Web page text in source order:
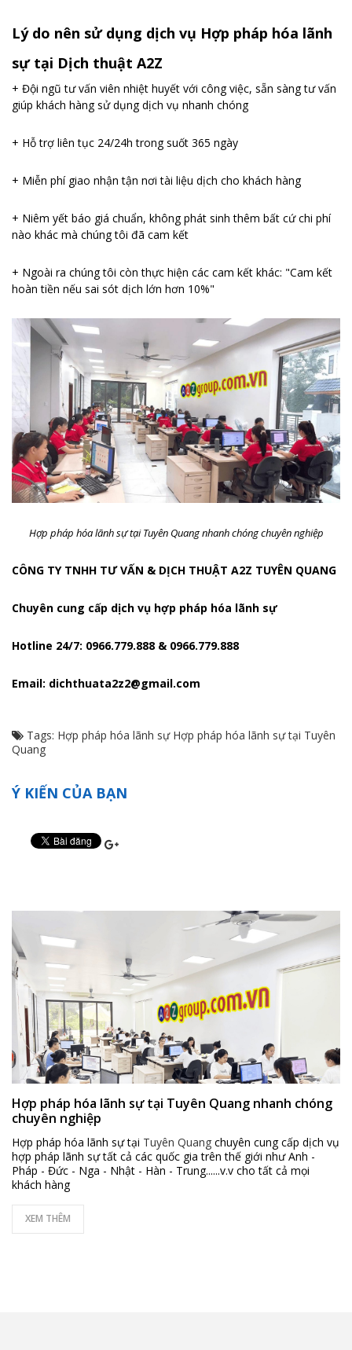
Lý do nên sử dụng dịch vụ Hợp pháp hóa lãnh
sự tại Dịch thuật A2Z
+ Đội ngũ tư vấn viên nhiệt huyết với công việc, sẵn sàng tư vấn
giúp khách hàng sử dụng dịch vụ nhanh chóng
+ Hỗ trợ liên tục 24/24h trong suốt 365 ngày
+ Miễn phí giao nhận tận nơi tài liệu dịch cho khách hàng
+ Niêm yết báo giá chuẩn, không phát sinh thêm bất cứ chi phí
nào khác mà chúng tôi đã cam kết
+ Ngoài ra chúng tôi còn thực hiện các cam kết khác: "Cam kết
hoàn tiền nếu sai sót dịch lớn hơn 10%"
Hợp pháp hóa lãnh sự tại Tuyên Quang nhanh chóng chuyên nghiệp
CÔNG TY TNHH TƯ VẤN & DỊCH THUẬT A2Z TUYÊN QUANG
Chuyên cung cấp dịch vụ hợp pháp hóa lãnh sự
Hotline 24/7: 0966.779.888 & 0966.779.888
Email: dichthuata2z2@gmail.com
Tags: Hợp pháp hóa lãnh sự Hợp pháp hóa lãnh sự tại Tuyên
Quang
Ý KIẾN CỦA BẠN
Hợp pháp hóa lãnh sự tại Tuyên Quang nhanh chóng
chuyên nghiệp
Hợp pháp hóa lãnh sự tại Tuyên Quang chuyên cung cấp dịch vụ
hợp pháp lãnh sự tất cả các quốc gia trên thế giới như Anh -
Pháp - Đức - Nga - Nhật - Hàn - Trung......v.v cho tất cả mọi
khách hàng
XEM THÊM